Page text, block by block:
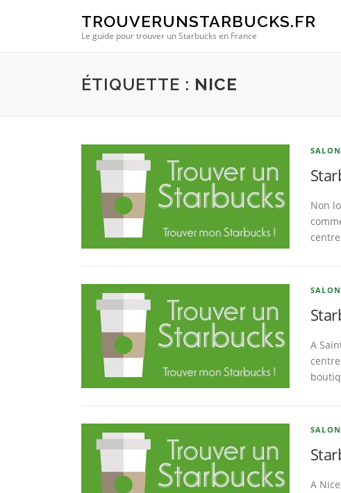
TROUVERUNSTARBUCKS.FR
Le guide pour trouver un Starbucks en France
ÉTIQUETTE : NICE
Non
A
A